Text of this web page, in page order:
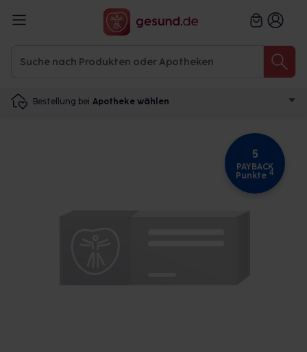
Bestellung bei Apotheke wählen
5
PAYBACK
Punkte 4